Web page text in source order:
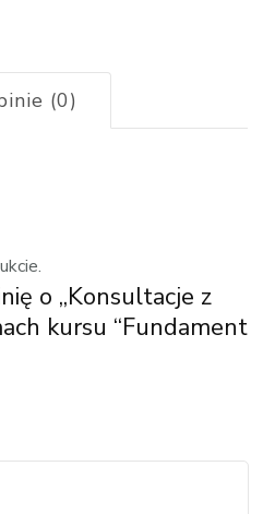
(0)
o „Konsultacje z
kursu “Fundament